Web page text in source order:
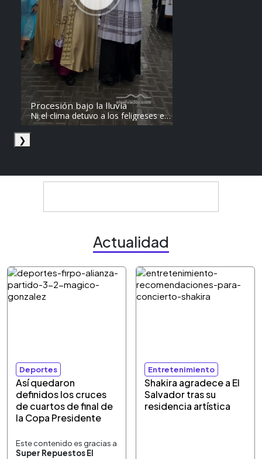
Procesión bajo la lluvia
Ni el clima detuvo a los feligreses en
el recorrido del Divino Salvador del
Mundo. Vídeo: elsalvador.com /
❯
Actualidad
Deportes
Así quedaron
definidos los cruces
de cuartos de final de
la Copa Presidente
Este contenido es gracias a
Super Repuestos El
Entretenimiento
Shakira agradece a El
Salvador tras su
residencia artística